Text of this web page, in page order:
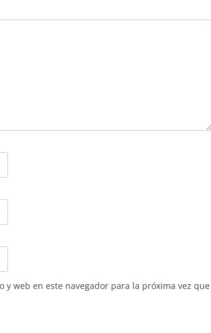
web en este navegador para la próxima vez que